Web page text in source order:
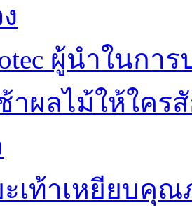
ผู้นำในกา
าผลไม้ให้ใคร
เท้าเหยียบคุ